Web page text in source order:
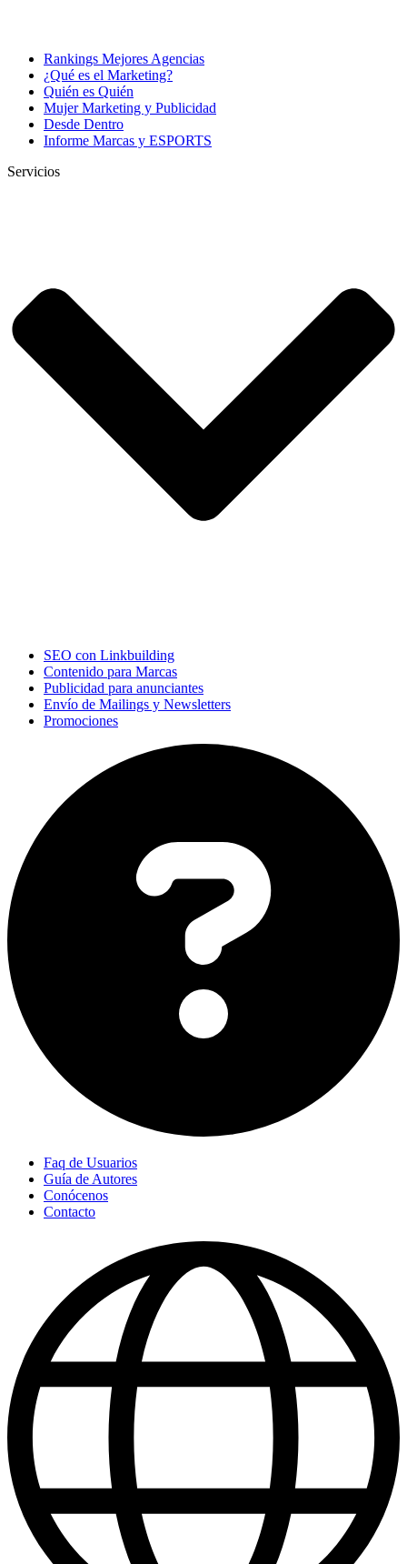
Rankings Mejores Agencias
¿Qué es el Marketing?
Quién es Quién
Mujer Marketing y Publicidad
Desde Dentro
Informe Marcas y ESPORTS
Servicios
SEO con Linkbuilding
Contenido para Marcas
Publicidad para anunciantes
Envío de Mailings y Newsletters
Promociones
Faq de Usuarios
Guía de Autores
Conócenos
Contacto